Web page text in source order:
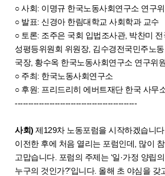
○ 사회: 이명규 한국노동사회연구소 연구
○ 발표: 신경아 한림대학교 사회학과 교수
○ 토론: 조주은 국회 입법조사관, 박찬미
성평등위원회 위원장, 김수경전국민주노
국장, 황수옥 한국노동사회연구소 연구위원
○ 주최: 한국노동사회연구소
○ 후원: 프리드리히 에버트재단 한국 사무
----------------------------------------------
사회) 제129차 노동포럼을 시작하겠습니
이전한 후에 처음 열리는 포럼인데, 많이
고맙습니다. 포럼의 주제는 ‘일·가정 양립
누구의 것인가?’입니다. 올해 초 야심을 갖